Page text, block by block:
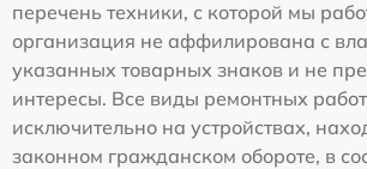
перечень техники, с которой мы
организация не аффилирована с
указанных товарных знаков и не
интересы. Все виды ремонтных
исключительно на устройствах,
законном гражданском обороте, в